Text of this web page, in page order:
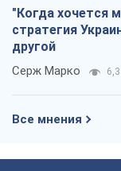
"Когда хочется
стратегия
другой
Серж Марко 6,3
Все мнения